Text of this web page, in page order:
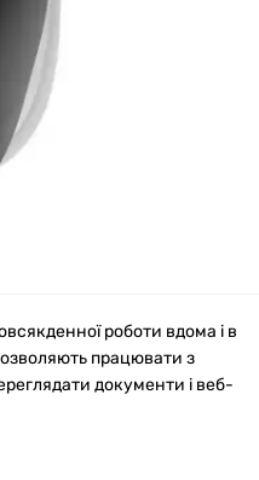
роботи вдома і в
працювати з
документи і веб-